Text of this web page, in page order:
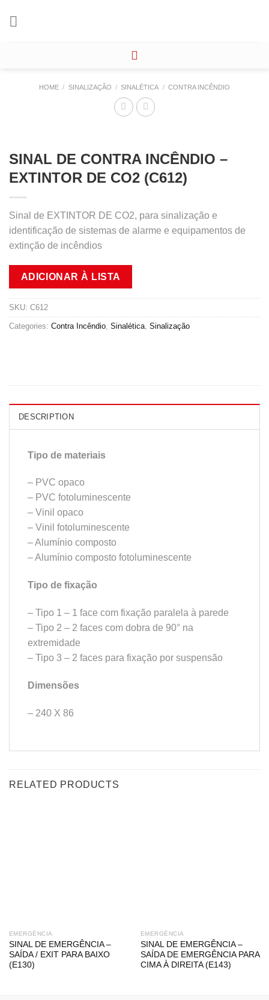
HOME / SINALIZAÇÃO / SINALÉTICA / CONTRA INCÊNDIO
SINAL DE CONTRA INCÊNDIO –
EXTINTOR DE CO2 (C612)
Sinal de EXTINTOR DE CO2, para sinalização e
identificação de sistemas de alarme e equipamentos de
extinção de incêndios
ADICIONAR À LISTA
SKU: C612
Categories: Contra Incêndio Sinalética Sinalização
DESCRIPTION
Tipo de materiais
– PVC opaco
– PVC fotoluminescente
– Vinil opaco
– Vinil fotoluminescente
– Alumínio composto
– Alumínio composto fotoluminescente
Tipo de fixação
– Tipo 1 – 1 face com fixação paralela à parede
– Tipo 2 – 2 faces com dobra de 90° na
extremidade
– Tipo 3 – 2 faces para fixação por suspensão
Dimensões
– 240 X 86
RELATED PRODUCTS
EMERGÊNCIA
SINAL DE EMERGÊNCIA –
SAÍDA / EXIT PARA BAIXO
(E130)
EMERGÊNCIA
SINAL DE EMERGÊNCIA –
SAÍDA DE EMERGÊNCIA PARA
CIMA À DIREITA (E143)